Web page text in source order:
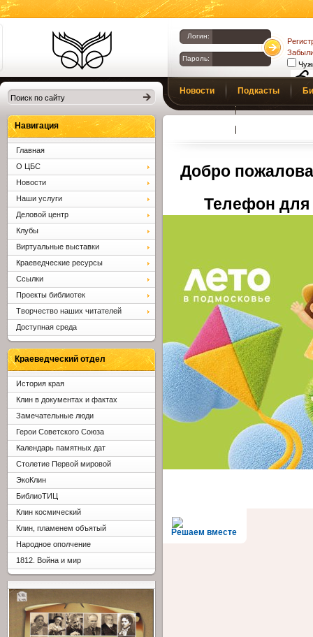
Библиотеки
Клина. Клинская
ЦБС.
Логин:
Пароль:
Новости Подкасты
Добро
Телефон для
Решаем вместе
Навигация
Главная
О ЦБС
Новости
Наши услуги
Деловой центр
Клубы
Виртуальные выставки
Краеведческие ресурсы
Ссылки
Проекты библиотек
Творчество наших читателей
Доступная среда
Краеведческий отдел
История края
Клин в документах и фактах
Замечательные люди
Герои Советского Союза
Календарь памятных дат
Столетие Первой мировой
ЭкоКлин
БиблиоТИЦ
Клин космический
Клин, пламенем объятый
Народное ополчение
1812. Война и мир